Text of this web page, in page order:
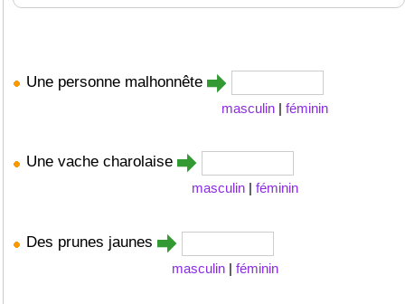
Une personne malhonnête
masculin | féminin
Une vache charolaise
masculin | féminin
Des prunes jaunes
masculin | féminin